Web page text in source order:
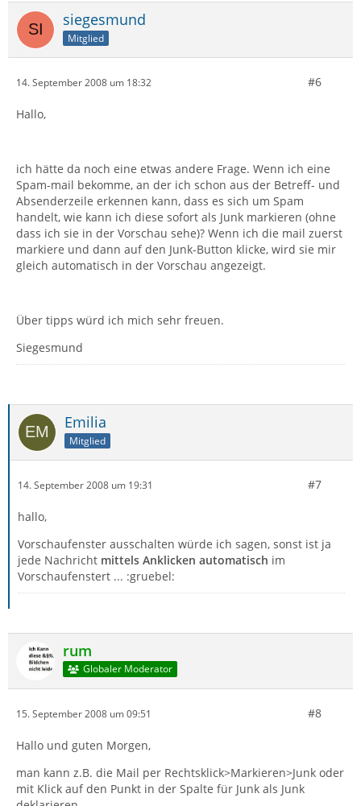
siegesmund
Mitglied
14. September 2008 um 18:32 #6
Hallo,
ich hätte da noch eine etwas andere Frage. Wenn ich eine
Spam-mail bekomme, an der ich schon aus der Betreff- und
Absenderzeile erkennen kann, dass es sich um Spam
handelt, wie kann ich diese sofort als Junk markieren (ohne
dass ich sie in der Vorschau sehe)? Wenn ich die mail zuerst
markiere und dann auf den Junk-Button klicke, wird sie mir
gleich automatisch in der Vorschau angezeigt.
Über tipps würd ich mich sehr freuen.
Siegesmund
Emilia
Mitglied
14. September 2008 um 19:31 #7
hallo,
Vorschaufenster ausschalten würde ich sagen, sonst ist ja
jede Nachricht mittels Anklicken automatisch im
Vorschaufenstert ... :gruebel:
rum
Globaler Moderator
15. September 2008 um 09:51 #8
Hallo und guten Morgen,
man kann z.B. die Mail per Rechtsklick>Markieren>Junk oder
mit Klick auf den Punkt in der Spalte für Junk als Junk